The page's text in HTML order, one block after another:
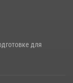
для